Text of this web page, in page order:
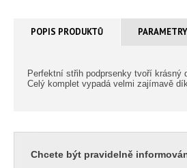
POPIS PRODUKTŮ PARAMETRY
Perfektní střih podprsenky tvoří
Celý komplet vypadá velmi zajímavě
Chcete být pravidelně